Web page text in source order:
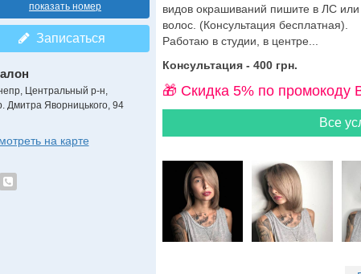
показать номер
Записаться
Центральный р-н,
Дмитра Яворницького, 94
на карте
видов окрашиваний пишите в ЛС
волос. (Консультация бесплатная).
Работаю в студии, в центре...
Консультация - 400 грн.
🎁 Cкидка 5% по промокоду
Все